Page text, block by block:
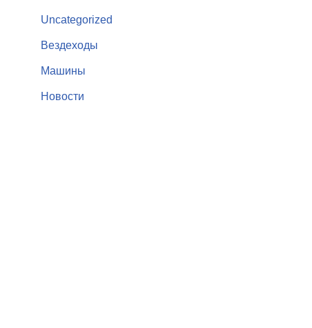
Uncategorized
Вездеходы
Машины
Новости